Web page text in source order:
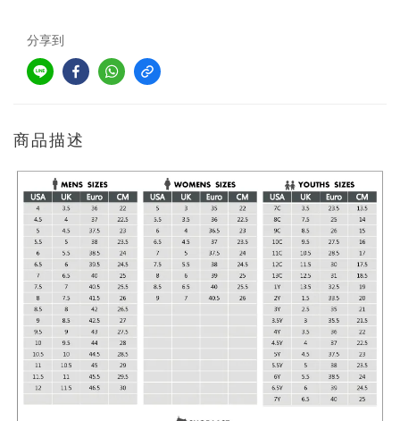
分享到
商品描述